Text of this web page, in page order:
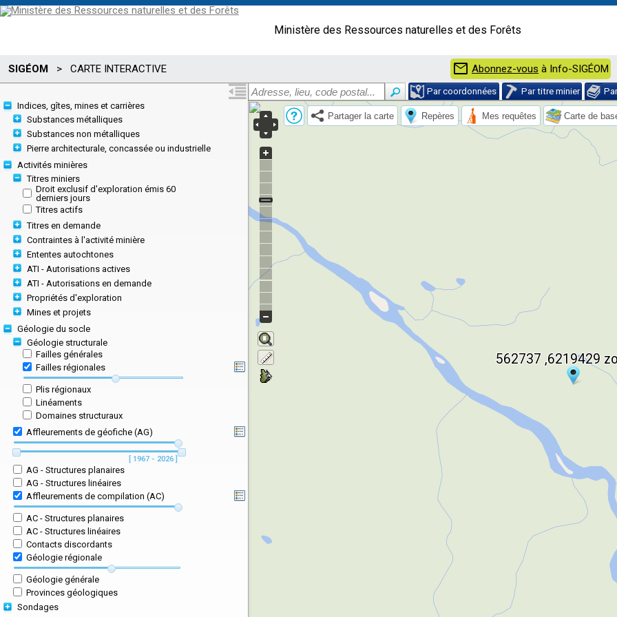
Ministère des Ressources naturelles et des Forêts
SIGÉOM > CARTE INTERACTIVE mail Abonnez-vous à Info-SIGÉOM
Par coordonnées Par titre minier
Indices, gîtes, mines et carrières
Substances métalliques
Substances non métalliques
Pierre architecturale, concassée ou industrielle
Activités minières
Titres miniers
Droit exclusif d'exploration émis 60
derniers jours
Titres actifs
Titres en demande
Contraintes à l'activité minière
Ententes autochtones
ATI - Autorisations actives
ATI - Autorisations en demande
Propriétés d'exploration
Mines et projets
Géologie du socle
Géologie structurale
Failles générales
Failles régionales
Plis régionaux
Linéaments
Domaines structuraux
Affleurements de géofiche (AG)
[ 1967 - 2026 ]
AG - Structures planaires
AG - Structures linéaires
Affleurements de compilation (AC)
AC - Structures planaires
AC - Structures linéaires
Contacts discordants
Géologie régionale
Géologie générale
Provinces géologiques
Sondages
562737 ,6219429
562737 ,6219429
Partager la carte Repères Mes requêtes Carte de